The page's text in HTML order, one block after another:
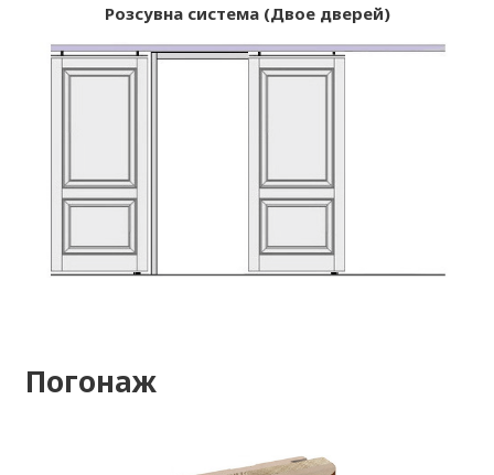
Розсувна система (Двое дверей)
Погонаж